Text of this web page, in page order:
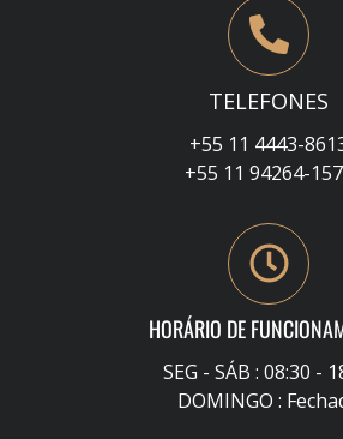
TELEFONES
+55 11 4443-
+55 11 94264-
HORÁRIO DE
SEG - SÁB : 08:30 -
DOMINGO :